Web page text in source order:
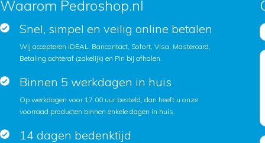
Waarom Pedroshop.nl
Snel, simpel en veilig online betalen
Wij accepteren iDEAL, Bancontact, Sofort, Visa, Mastercard,
Betaling achteraf (zakelijk) en Pin bij afhalen.
Binnen 5 werkdagen in huis
Op werkdagen voor 17.00 uur besteld, dan heeft u onze
voorraad producten binnen enkele dagen in huis.
14 dagen bedenktijd